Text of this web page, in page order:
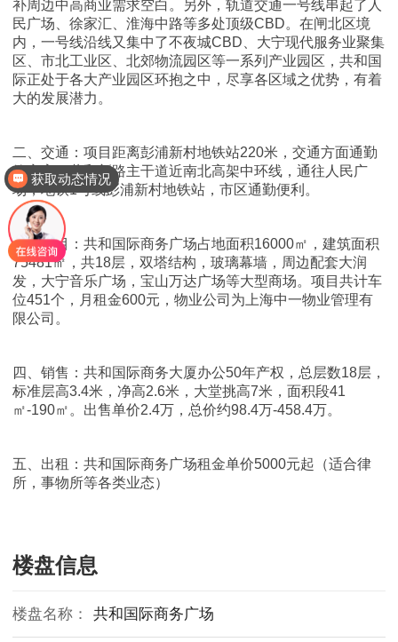
补周边中高商业需求空白。另外，轨道交通一号线串起了人
民广场、徐家汇、淮海中路等多处顶级CBD。在闸北区境
内，一号线沿线又集中了不夜城CBD、大宁现代服务业聚集
区、市北工业区、北郊物流园区等一系列产业园区，共和国
际正处于各大产业园区环抱之中，尽享各区域之优势，有着
大的发展潜力。
二、交通：项目距离彭浦新村地铁站220米，交通方面通勤
效率高，共和新路主干道近南北高架中环线，通往人民广
场，地铁1号线彭浦新村地铁站，市区通勤便利。
三、项目：共和国际商务广场占地面积16000㎡，建筑面积
75481㎡，共18层，双塔结构，玻璃幕墙，周边配套大润
发，大宁音乐广场，宝山万达广场等大型商场。项目共计车
位451个，月租金600元，物业公司为上海中一物业管理有
限公司。
四、销售：共和国际商务大厦办公50年产权，总层数18层，
标准层高3.4米，净高2.6米，大堂挑高7米，面积段41
㎡-190㎡。出售单价2.4万，总价约98.4万-458.4万。
五、出租：共和国际商务广场租金单价5000元起（适合律
所，事物所等各类业态）
楼盘信息
楼盘名称： 共和国际商务广场
获取动态情况